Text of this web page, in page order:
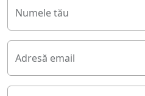
Numele tău
Adresă email